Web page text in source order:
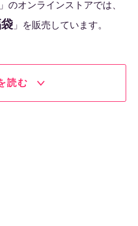
」のオンラインストアでは、
」を販売しています。
読む